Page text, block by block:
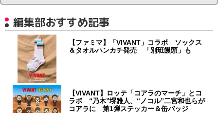
編集部おすすめ記事
【ファミマ】「VIVANT」コラボ ソックス
＆タオルハンカチ発売 「別班饅頭」も
【VIVANT】ロッテ「コアラのマーチ」とコ
ラボ “乃木”堺雅人、“ノコル”二宮和也らが
コアラに 第1弾ステッカー＆缶バッジ